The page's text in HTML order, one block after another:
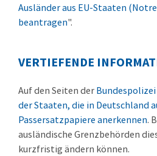
Ausländer aus EU-Staaten
beantragen".
VERTIEFENDE
Auf den Seiten der Bundespolizei
der Staaten, die in Deutschland
Passersatzpapiere anerkennen.
ausländische Grenzbehörden
kurzfristig ändern können.